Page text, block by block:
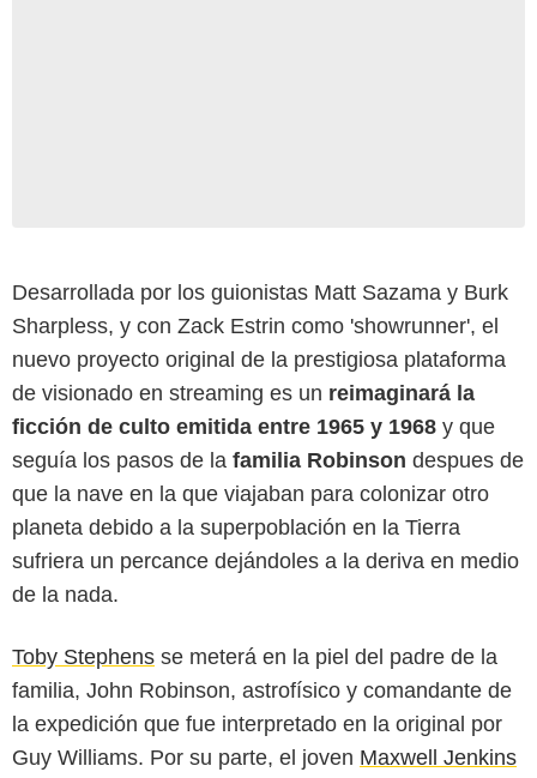
Desarrollada por los guionistas Matt Sazama y Burk
Sharpless, y con Zack Estrin como 'showrunner', el
nuevo proyecto original de la prestigiosa plataforma
de visionado en streaming es un reimaginará la
ficción de culto emitida entre 1965 y 1968 y que
seguía los pasos de la familia Robinson despues de
que la nave en la que viajaban para colonizar otro
planeta debido a la superpoblación en la Tierra
sufriera un percance dejándoles a la deriva en medio
de la nada.
Toby Stephens se meterá en la piel del padre de la
familia, John Robinson, astrofísico y comandante de
la expedición que fue interpretado en la original por
Guy Williams. Por su parte, el joven Maxwell Jenkins